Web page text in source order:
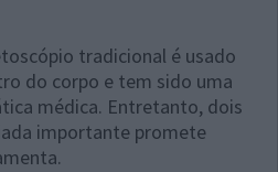
tradicional é usado
do corpo e tem sido uma
médica. Entretanto, dois
importante promete